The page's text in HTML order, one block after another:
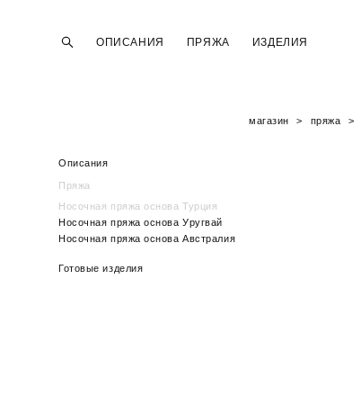
ОПИСАНИЯ ПРЯЖА ИЗДЕЛИЯ
ОПИСАНИЯ ПРЯЖА ИЗДЕЛИЯ
Описания
Пряжа
Носочная пряжа основа Турция
Носочная пряжа основа Уругвай
Носочная пряжа основа Австралия
Готовые изделия
магазин > пряжа >